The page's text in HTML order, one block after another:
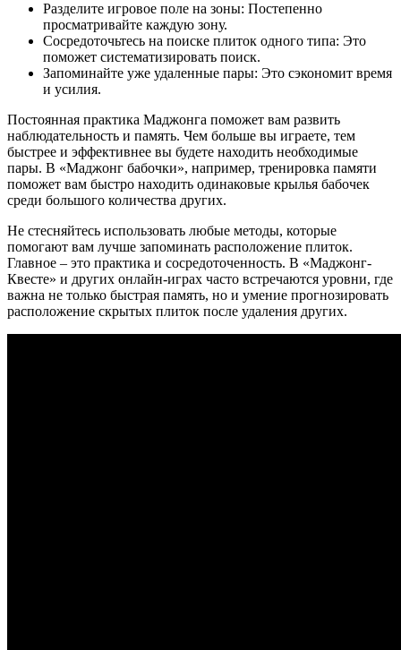
Разделите игровое поле на зоны: Постепенно
просматривайте каждую зону.
Сосредоточьтесь на поиске плиток одного типа: Это
поможет систематизировать поиск.
Запоминайте уже удаленные пары: Это сэкономит время
и усилия.
Постоянная практика Маджонга поможет вам развить
наблюдательность и память. Чем больше вы играете, тем
быстрее и эффективнее вы будете находить необходимые
пары. В «Маджонг бабочки», например, тренировка памяти
поможет вам быстро находить одинаковые крылья бабочек
среди большого количества других.
Не стесняйтесь использовать любые методы, которые
помогают вам лучше запоминать расположение плиток.
Главное – это практика и сосредоточенность. В «Маджонг-
Квесте» и других онлайн-играх часто встречаются уровни, где
важна не только быстрая память, но и умение прогнозировать
расположение скрытых плиток после удаления других.